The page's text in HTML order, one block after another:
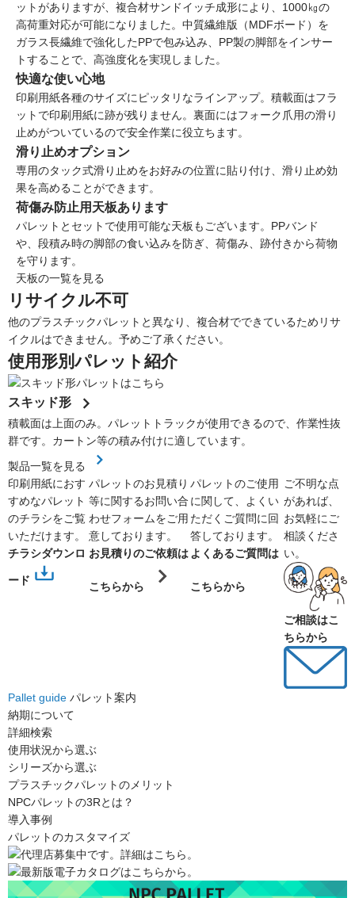
ットがありますが、複合材サンドイッチ成形により、1000㎏の
高荷重対応が可能になりました。中質繊維版（MDFボード）を
ガラス長繊維で強化したPPで包み込み、PP製の脚部をインサー
トすることで、高強度化を実現しました。
快適な使い心地
印刷用紙各種のサイズにピッタリなラインアップ。積載面はフラ
ットで印刷用紙に跡が残りません。裏面にはフォーク爪用の滑り
止めがついているので安全作業に役立ちます。
滑り止めオプション
専用のタック式滑り止めをお好みの位置に貼り付け、滑り止め効
果を高めることができます。
荷傷み防止用天板あります
パレットとセットで使用可能な天板もございます。PPバンド
や、段積み時の脚部の食い込みを防ぎ、荷傷み、跡付きから荷物
を守ります。
天板の一覧を見る
リサイクル不可
他のプラスチックパレットと異なり、複合材でできているためリサ
イクルはできません。予めご了承ください。
使用形別パレット紹介
スキッド形
積載面は上面のみ。パレットトラックが使用できるので、作業性抜
群です。カートン等の積み付けに適しています。
製品一覧を見る
印刷用紙におす
すめなパレット
のチラシをご覧
いただけます。
チラシダウンロ
ード
パレットのお見積り
等に関するお問い合
わせフォームをご用
意しております。
お見積りのご依頼は
こちらから
パレットのご使用
に関して、よくい
ただくご質問に回
答しております。
よくあるご質問は
こちらから
ご不明な点
があれば、
お気軽にご
相談くださ
い。
ご相談はこ
ちらから
Pallet guide パレット案内
納期について
詳細検索
使用状況から選ぶ
シリーズから選ぶ
プラスチックパレットのメリット
NPCパレットの3Rとは？
導入事例
パレットのカスタマイズ